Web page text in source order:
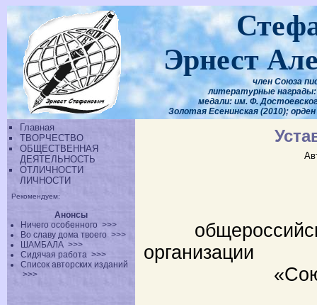
Эрнест
член Союза
литературные награды:
медали: им. Ф.
Золотая Есенинская (2010);
Главная
ТВОРЧЕСТВО
ОБЩЕСТВЕННАЯ
ДЕЯТЕЛЬНОСТЬ
ОТЛИЧНОСТИ
ЛИЧНОСТИ
Рекомендуем:
Анонсы
Ничего особенного >>>
Во славу дома твоего >>>
ШАМБАЛА >>>
Сидячая работа >>>
Список авторских изданий
>>>
организации
«Союз